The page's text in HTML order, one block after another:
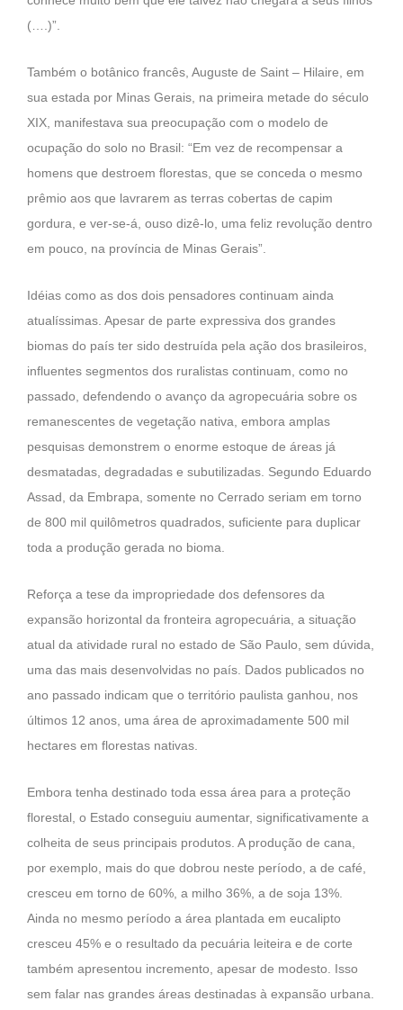
(….)”.
Também o botânico francês, Auguste de Saint – Hilaire, em
sua estada por Minas Gerais, na primeira metade do século
XIX, manifestava sua preocupação com o modelo de
ocupação do solo no Brasil: “Em vez de recompensar a
homens que destroem florestas, que se conceda o mesmo
prêmio aos que lavrarem as terras cobertas de capim
gordura, e ver-se-á, ouso dizê-lo, uma feliz revolução dentro
em pouco, na província de Minas Gerais”.
Idéias como as dos dois pensadores continuam ainda
atualíssimas. Apesar de parte expressiva dos grandes
biomas do país ter sido destruída pela ação dos brasileiros,
influentes segmentos dos ruralistas continuam, como no
passado, defendendo o avanço da agropecuária sobre os
remanescentes de vegetação nativa, embora amplas
pesquisas demonstrem o enorme estoque de áreas já
desmatadas, degradadas e subutilizadas. Segundo Eduardo
Assad, da Embrapa, somente no Cerrado seriam em torno
de 800 mil quilômetros quadrados, suficiente para duplicar
toda a produção gerada no bioma.
Reforça a tese da impropriedade dos defensores da
expansão horizontal da fronteira agropecuária, a situação
atual da atividade rural no estado de São Paulo, sem dúvida,
uma das mais desenvolvidas no país. Dados publicados no
ano passado indicam que o território paulista ganhou, nos
últimos 12 anos, uma área de aproximadamente 500 mil
hectares em florestas nativas.
Embora tenha destinado toda essa área para a proteção
florestal, o Estado conseguiu aumentar, significativamente a
colheita de seus principais produtos. A produção de cana,
por exemplo, mais do que dobrou neste período, a de café,
cresceu em torno de 60%, a milho 36%, a de soja 13%.
Ainda no mesmo período a área plantada em eucalipto
cresceu 45% e o resultado da pecuária leiteira e de corte
também apresentou incremento, apesar de modesto. Isso
sem falar nas grandes áreas destinadas à expansão urbana.